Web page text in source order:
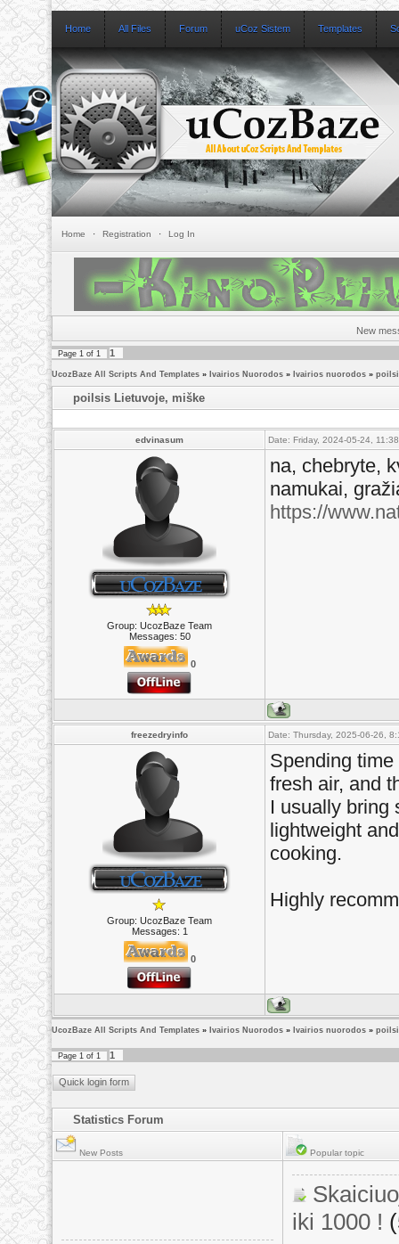
Home All Files Forum uCoz Sistem Templates
Home · Registration · Log In
New
Page 1 of 1 1
UcozBaze All Scripts And Templates » Ivairios Nuorodos » Ivairios nuorodos »
poilsis Lietuvoje, miške
edvinasum Date: Friday, 2024-05-24,
Group: UcozBaze Team
Messages: 50
0
na, chebryte,
namukai,
https://
freezedryinfo Date: Thursday, 2025-06-26,
Group: UcozBaze Team
Messages: 1
0
Spending
fresh air, and
I usually bring
lightweight
cooking.
Highly
UcozBaze All Scripts And Templates » Ivairios Nuorodos » Ivairios nuorodos »
Page 1 of 1 1
Statistics Forum
New Posts Popular topic
iki 1000 !